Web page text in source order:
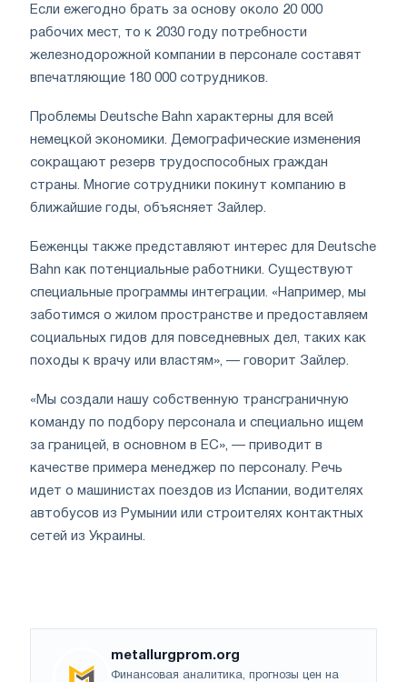
Если ежегодно брать за основу около 20 000
рабочих мест, то к 2030 году потребности
железнодорожной компании в персонале составят
впечатляющие 180 000 сотрудников.
Проблемы Deutsche Bahn характерны для всей
немецкой экономики. Демографические изменения
сокращают резерв трудоспособных граждан
страны. Многие сотрудники покинут компанию в
ближайшие годы, объясняет Зайлер.
Беженцы также представляют интерес для Deutsche
Bahn как потенциальные работники. Существуют
специальные программы интеграции. «Например, мы
заботимся о жилом пространстве и предоставляем
социальных гидов для повседневных дел, таких как
походы к врачу или властям», — говорит Зайлер.
«Мы создали нашу собственную трансграничную
команду по подбору персонала и специально ищем
за границей, в основном в ЕС», — приводит в
качестве примера менеджер по персоналу. Речь
идет о машинистах поездов из Испании, водителях
автобусов из Румынии или строителях контактных
сетей из Украины.
metallurgprom.org
Финансовая аналитика, прогнозы цен на